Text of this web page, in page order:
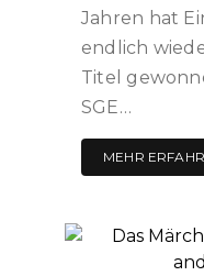
Jahren hat
endlich
Titel
SGE…
MEHR